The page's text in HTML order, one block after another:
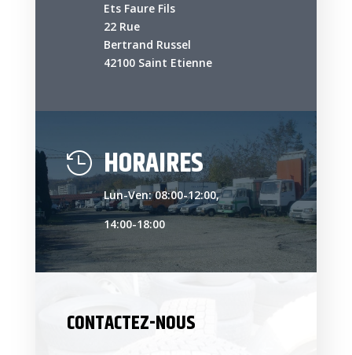
Ets Faure Fils
22 Rue
Bertrand Russel
42100 Saint Etienne
 HORAIRES
Lun-Ven: 08:00-12:00,
14:00-18:00
CONTACTEZ-NOUS